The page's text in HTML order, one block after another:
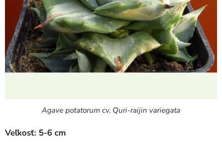
Agave potatorum cv. Quri-raijin variegata
Veľkosť: 5-6 cm